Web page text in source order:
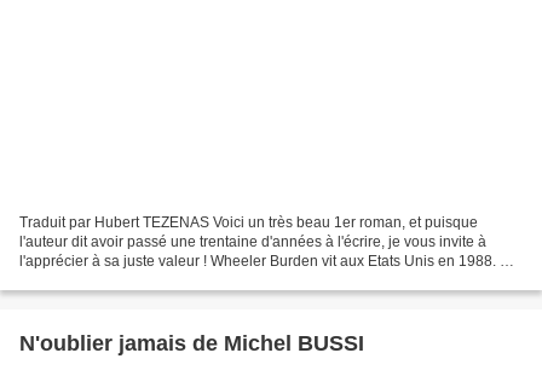
Traduit par Hubert TEZENAS Voici un très beau 1er roman, et puisque
l'auteur dit avoir passé une trentaine d'années à l'écrire, je vous invite à
l'apprécier à sa juste valeur ! Wheeler Burden vit aux Etats Unis en 1988. Un
N'oublier jamais de Michel BUSSI